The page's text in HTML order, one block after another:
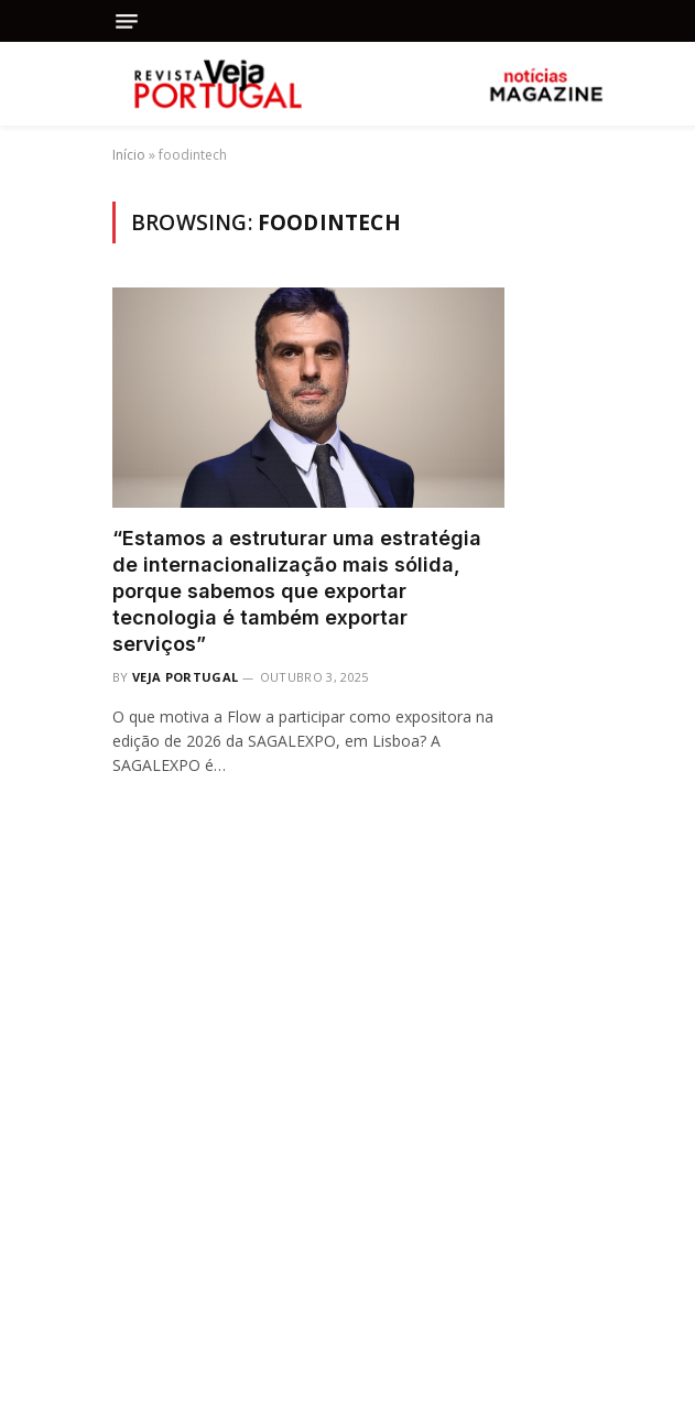
Início »foodintech
BROWSING: FOODINTECH
“Estamos a estruturar uma estratégia
de internacionalização mais sólida,
porque sabemos que exportar
tecnologia é também exportar
serviços”
BY VEJA PORTUGAL OUTUBRO 3, 2025
O que motiva a Flow a participar como expositora na
edição de 2026 da SAGALEXPO, em Lisboa? A
SAGALEXPO é…